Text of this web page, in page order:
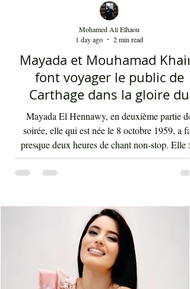
Mayada et Mouhamad Khairy
font voyager le public de
Carthage dans la gloire du
chant et de la musique
Mayada El Hennawy, en deuxième partie de
soirée, elle qui est née le 8 octobre 1959, a fait
meilleurs musiciens du pays qui s'exécutaient
la baguette de Youssef Belheni. Devant un
très ravi par sa rencontre jusqu'à une heure du
matin, la diva syrienne a chanté les tubes qui
fait sa gloire et qui passent en boucle depuis
décennies dans les radios de masse dans not
Mohamed Ali Elhaou
1 day ago
2 min read